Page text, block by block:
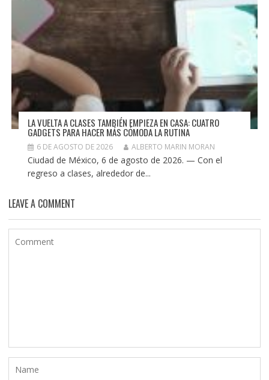
LA VUELTA A CLASES TAMBIÉN EMPIEZA EN CASA: CUATRO
GADGETS PARA HACER MÁS CÓMODA LA RUTINA
6 DE AGOSTO DE 2026 ALBERTO MARIN MORAN
Ciudad de México, 6 de agosto de 2026. — Con el
regreso a clases, alrededor de...
LEAVE A COMMENT